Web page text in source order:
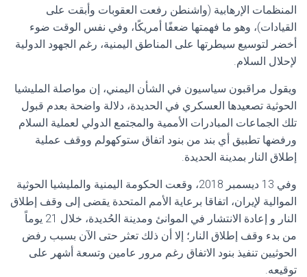
المنظمات الإرهابية (واشنطن رفعت العقوبات وأبقت على
القيادات)، وهو ما فهمتها ضعفًا أمريكًا، وفي نفس الوقت ضوء
أخضر لتوسيع سيطرتها على المناطق اليمنية، رغم الجهود الدولية
لإحلال السلام.
ويقول مراقبون سياسيون في الشأن اليمني، إن مواصلة المليشيا
الحوثية تصعيدها العسكري في الحديدة، دلالة واضحة بعدم قبول
تلك الجماعات المبادرات الأممية والمجتمع الدولي لعملية السلام
ورفضها تطبيق أي بند من بنود اتفاق ستوكهولم ووقف عملية
إطلاق النار بمدينة الحديدة.
وفي 13 ديسمبر 2018، وقعت الحكومة اليمنية والمليشيا الحوثية
الموالية لإيران، اتفاقا برعاية الأمم المتحدة يقضى إلى وقف إطلاق
النار و إعادة الانتشار في الموانئ ومدينة الحُديدة، خلال 21 يوماً
من بدء وقف إطلاق النار؛ إلا أن ذلك تعثر حتى الآن بسبب رفض
الحوثيين تنفيذ بنود الاتفاق رغم مرور عامين وتسعة أشهر على
توقيعه.